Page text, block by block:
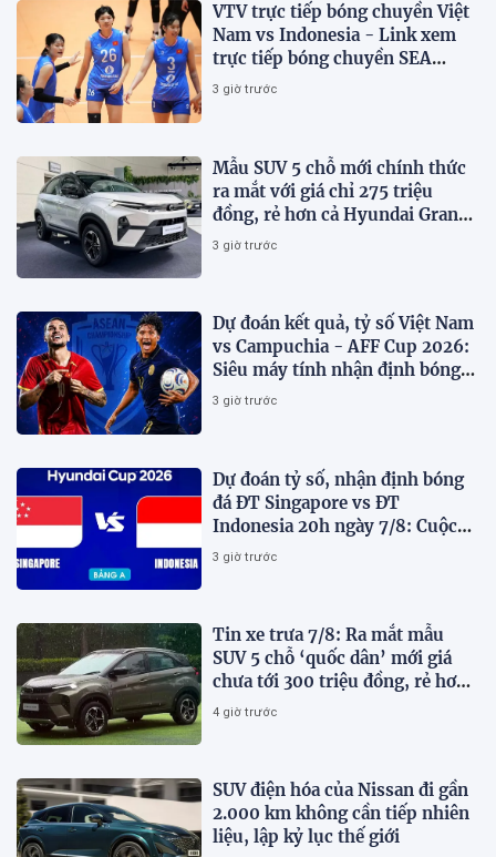
VTV trực tiếp bóng chuyền Việt
Nam vs Indonesia - Link xem
trực tiếp bóng chuyền SEA
V.Cup 2026 hôm nay 7/8
3 giờ trước
Mẫu SUV 5 chỗ mới chính thức
ra mắt với giá chỉ 275 triệu
đồng, rẻ hơn cả Hyundai Grand
i10 và Kia Morning
3 giờ trước
Dự đoán kết quả, tỷ số Việt Nam
vs Campuchia - AFF Cup 2026:
Siêu máy tính nhận định bóng
đá hôm nay
3 giờ trước
Dự đoán tỷ số, nhận định bóng
đá ĐT Singapore vs ĐT
Indonesia 20h ngày 7/8: Cuộc
chiến sống còn
3 giờ trước
Tin xe trưa 7/8: Ra mắt mẫu
SUV 5 chỗ ‘quốc dân’ mới giá
chưa tới 300 triệu đồng, rẻ hơn
Kia Morning và Hyundai Grand
4 giờ trước
SUV điện hóa của Nissan đi gần
2.000 km không cần tiếp nhiên
liệu, lập kỷ lục thế giới